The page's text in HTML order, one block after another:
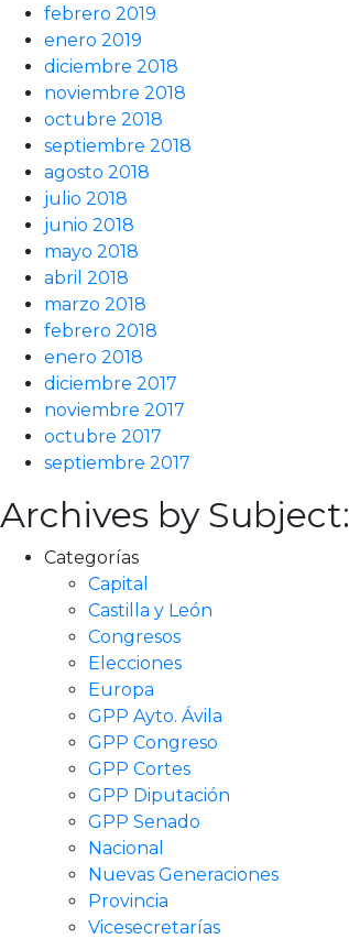
febrero 2019
enero 2019
diciembre 2018
noviembre 2018
octubre 2018
septiembre 2018
agosto 2018
julio 2018
junio 2018
mayo 2018
abril 2018
marzo 2018
febrero 2018
enero 2018
diciembre 2017
noviembre 2017
octubre 2017
septiembre 2017
Archives by Subject:
Categorías
Capital
Castilla y León
Congresos
Elecciones
Europa
GPP Ayto. Ávila
GPP Congreso
GPP Cortes
GPP Diputación
GPP Senado
Nacional
Nuevas Generaciones
Provincia
Vicesecretarías